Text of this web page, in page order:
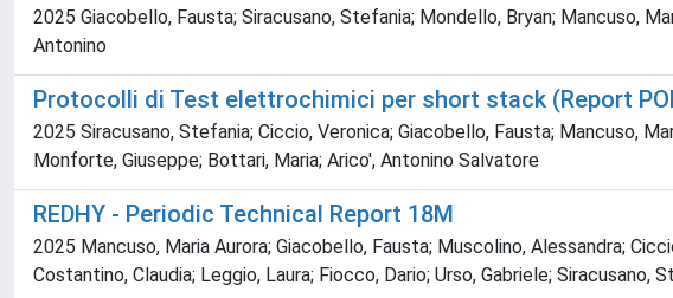
2025 Giacobello, Fausta; Siracusano, Stefania; Mondello, Bryan; Mancuso,
Antonino
Protocolli di Test elettrochimici per short stack (Report
2025 Siracusano, Stefania; Ciccio, Veronica; Giacobello, Fausta; Mancuso,
Monforte, Giuseppe; Bottari, Maria; Arico', Antonino Salvatore
REDHY - Periodic Technical Report 18M
2025 Mancuso, Maria Aurora; Giacobello, Fausta; Muscolino, Alessandra;
Costantino, Claudia; Leggio, Laura; Fiocco, Dario; Urso, Gabriele; Siracusano,